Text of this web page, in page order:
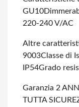
GU10
220-240 V/AC
Altre
9003Classe di
IP54Grado
Garanzia 2
TUTTA